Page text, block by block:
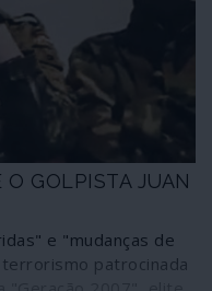
O GOLPISTA JUAN
e "mudanças de
patrocinada